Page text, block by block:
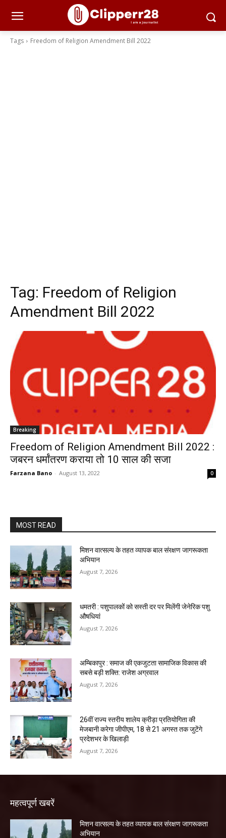
Tags Freedom of Religion Amendment Bill 2022
Tag: Freedom of Religion
Amendment Bill 2022
Breaking
Freedom of Religion Amendment Bill 2022 :
जबरन धर्मांतरण कराया तो 10 साल की सजा
Farzana Bano - August 13, 2022 0
MOST READ
मिशन वात्सल्य के तहत व्यापक बाल संरक्षण जागरूकता
अभियान
August 7, 2026
धमतरी : पशुपालकों को सस्ती दर पर मिलेंगी जेनेरिक पशु
औषधियां
August 7, 2026
अम्बिकापुर : समाज की एकजुटता सामाजिक विकास की
सबसे बड़ी शक्ति: राजेश अग्रवाल
August 7, 2026
26वीं राज्य स्तरीय शालेय क्रीड़ा प्रतियोगिता की
मेजबानी करेगा जीपीएम, 18 से 21 अगस्त तक जुटेंगे
प्रदेशभर के खिलाड़ी
August 7, 2026
महत्वपूर्ण खबरें
मिशन वात्सल्य के तहत व्यापक बाल संरक्षण जागरूकता
अभियान